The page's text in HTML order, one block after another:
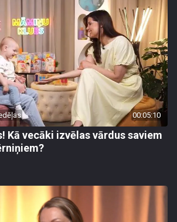
00:05:10
Kā vecāki izvēlas vārdus saviem